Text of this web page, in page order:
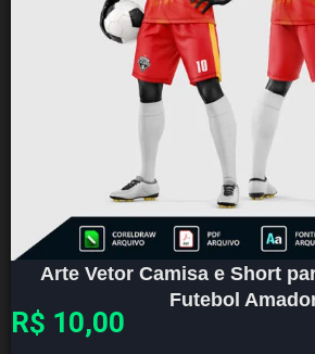
Arte Vetor Camisa e Short
Futebol
R$ 10,00